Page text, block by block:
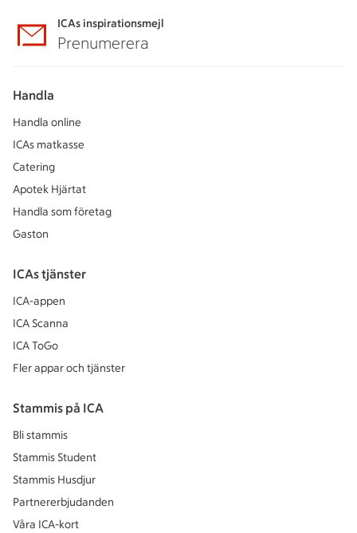
ICAs inspirationsmejl
Prenumerera
Handla
Handla online
ICAs matkasse
Catering
Apotek Hjärtat
Handla som företag
Gaston
ICAs tjänster
ICA-appen
ICA Scanna
ICA ToGo
Fler appar och tjänster
Stammis på ICA
Bli stammis
Stammis Student
Stammis Husdjur
Partnererbjudanden
Våra ICA-kort